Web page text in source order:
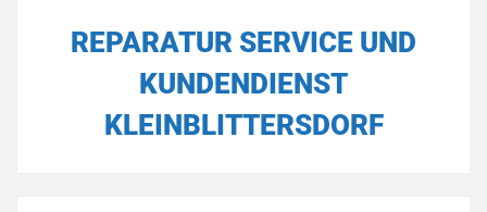
REPARATUR SERVICE UND
KUNDENDIENST
KLEINBLITTERSDORF